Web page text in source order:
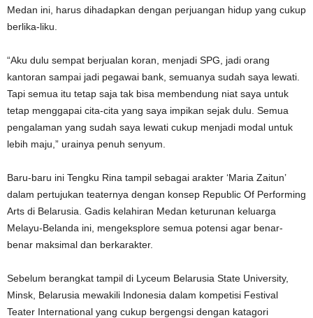
Medan ini, harus dihadapkan dengan perjuangan hidup yang cukup
berlika-liku.
“Aku dulu sempat berjualan koran, menjadi SPG, jadi orang
kantoran sampai jadi pegawai bank, semuanya sudah saya lewati.
Tapi semua itu tetap saja tak bisa membendung niat saya untuk
tetap menggapai cita-cita yang saya impikan sejak dulu. Semua
pengalaman yang sudah saya lewati cukup menjadi modal untuk
lebih maju,” urainya penuh senyum.
Baru-baru ini Tengku Rina tampil sebagai arakter ‘Maria Zaitun’
dalam pertujukan teaternya dengan konsep Republic Of Performing
Arts di Belarusia. Gadis kelahiran Medan keturunan keluarga
Melayu-Belanda ini, mengeksplore semua potensi agar benar-
benar maksimal dan berkarakter.
Sebelum berangkat tampil di Lyceum Belarusia State University,
Minsk, Belarusia mewakili Indonesia dalam kompetisi Festival
Teater International yang cukup bergengsi dengan katagori